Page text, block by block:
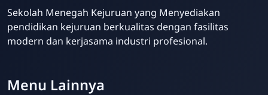
Sekolah Menegah Kejuruan yang Menyediakan
pendidikan kejuruan berkualitas dengan fasilitas
modern dan kerjasama industri profesional.
Menu Lainnya